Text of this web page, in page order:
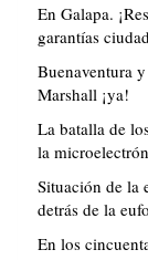
En Galapa.
garantías
Buenaventura
Marshall ¡ya!
La batalla de
la
Situación de la
detrás de la
En los